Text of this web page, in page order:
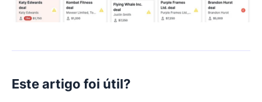
Este artigo foi útil?